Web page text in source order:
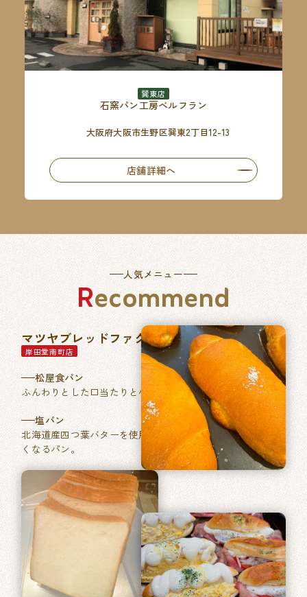
巽東店
石窯パン工房ベルフラン
大阪府大阪市生野区巽東2丁目12-13
店舗詳細へ
人気メニュー
Recommend
マツヤブレッドファクトリー
岸田堂南町店
松屋食パン
ふんわりとした口当たりと小麦本来の香りが特徴。
塩パン
北海道産四つ葉バターを使用した、あきのこない毎日食べた
くなるパン。
石窯パン工房ベルフラン
特製ふくやの明太フランス
フランスパンに「ふくや」ブランドの明太バターを塗り焼き
あげました。